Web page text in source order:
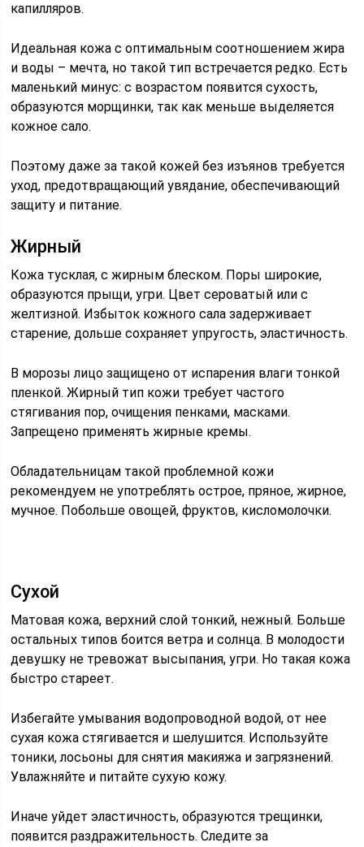
капилляров.
Идеальная кожа с оптимальным соотношением жира
и воды – мечта, но такой тип встречается редко. Есть
маленький минус: с возрастом появится сухость,
образуются морщинки, так как меньше выделяется
кожное сало.
Поэтому даже за такой кожей без изъянов требуется
уход, предотвращающий увядание, обеспечивающий
защиту и питание.
Жирный
Кожа тусклая, с жирным блеском. Поры широкие,
образуются прыщи, угри. Цвет сероватый или с
желтизной. Избыток кожного сала задерживает
старение, дольше сохраняет упругость, эластичность.
В морозы лицо защищено от испарения влаги тонкой
пленкой. Жирный тип кожи требует частого
стягивания пор, очищения пенками, масками.
Запрещено применять жирные кремы.
Обладательницам такой проблемной кожи
рекомендуем не употреблять острое, пряное, жирное,
мучное. Побольше овощей, фруктов, кисломолочки.
Сухой
Матовая кожа, верхний слой тонкий, нежный. Больше
остальных типов боится ветра и солнца. В молодости
девушку не тревожат высыпания, угри. Но такая кожа
быстро стареет.
Избегайте умывания водопроводной водой, от нее
сухая кожа стягивается и шелушится. Используйте
тоники, лосьоны для снятия макияжа и загрязнений.
Увлажняйте и питайте сухую кожу.
Иначе уйдет эластичность, образуются трещинки,
появится раздражительность. Следите за